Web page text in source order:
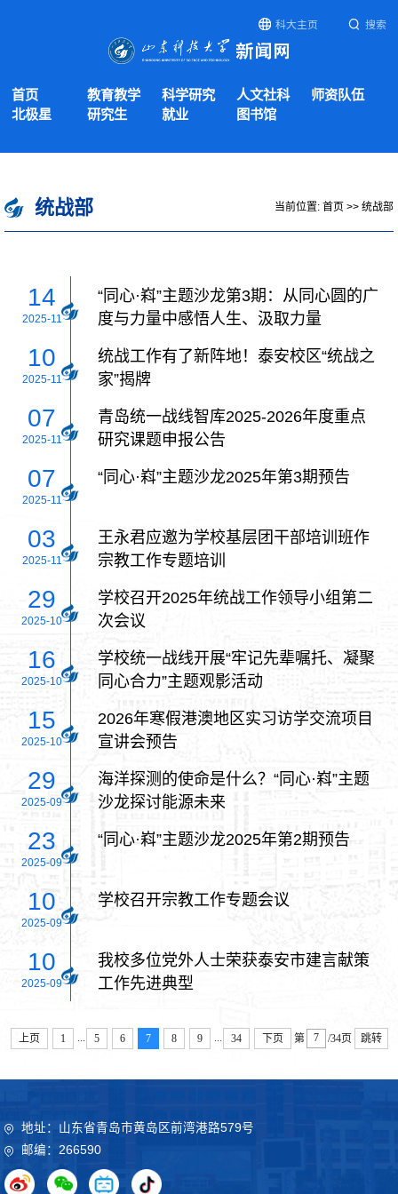
科大主页 搜索
首页 教育教学 科学研究 人文社科
师资队伍
北极星
研究生 就业 图书馆
统战部 当前位置: 首页 >> 统战部
14
2025-11
“同心·嵙”主题沙龙第3期：从同心圆的广
度与力量中感悟人生、汲取力量
10
2025-11
统战工作有了新阵地！泰安校区“统战之
家”揭牌
07
2025-11
青岛统一战线智库2025-2026年度重点
研究课题申报公告
07
2025-11
“同心·嵙”主题沙龙2025年第3期预告
03
2025-11
王永君应邀为学校基层团干部培训班作
宗教工作专题培训
29
2025-10
学校召开2025年统战工作领导小组第二
次会议
16
2025-10
学校统一战线开展“牢记先辈嘱托、凝聚
同心合力”主题观影活动
15
2025-10
2026年寒假港澳地区实习访学交流项目
宣讲会预告
29
2025-09
海洋探测的使命是什么？“同心·嵙”主题
沙龙探讨能源未来
23
2025-09
“同心·嵙”主题沙龙2025年第2期预告
10
2025-09
学校召开宗教工作专题会议
10
2025-09
我校多位党外人士荣获泰安市建言献策
工作先进典型
上页 1 5 6 7 8 9 34 下页 第 /34页 跳转
地址：山东省青岛市黄岛区前湾港路579号
邮编：266590